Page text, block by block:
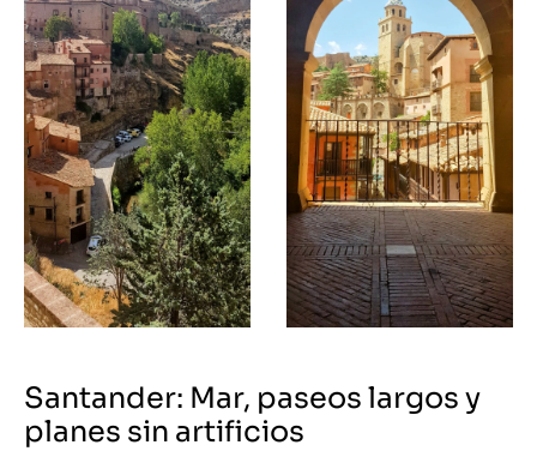
Santander: Mar, paseos largos y
planes sin artificios